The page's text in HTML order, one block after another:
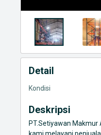
Detail
Kondisi
Deskripsi
PT.Setiyawan Makmur